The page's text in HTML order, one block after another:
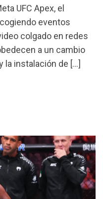
UFC Apex, el
eventos
colgado en redes
a un cambio
la instalación de […]